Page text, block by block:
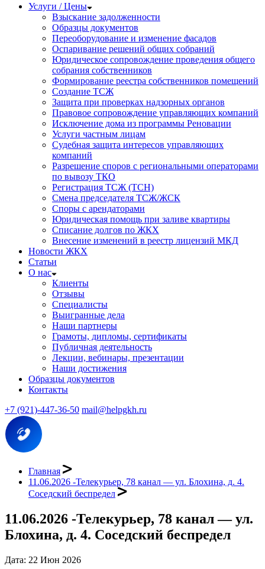
Услуги / Цены
Взыскание задолженности
Образцы документов
Переоборудование и изменение фасадов
Оспаривание решений общих собраний
Юридическое сопровождение проведения общего
собрания собственников
Формирование реестра собственников помещений
Создание ТСЖ
Защита при проверках надзорных органов
Правовое сопровождение управляющих компаний
Исключение дома из программы Реновации
Услуги частным лицам
Судебная защита интересов управляющих
компаний
Разрешение споров с региональными операторами
по вывозу ТКО
Регистрация ТСЖ (ТСН)
Смена председателя ТСЖ/ЖСК
Споры с арендаторами
Юридическая помощь при заливе квартиры
Списание долгов по ЖКХ
Внесение изменений в реестр лицензий МКД
Новости ЖКХ
Статьи
О нас
Клиенты
Отзывы
Специалисты
Выигранные дела
Наши партнеры
Грамоты, дипломы, сертификаты
Публичная деятельность
Лекции, вебинары, презентации
Наши достижения
Образцы документов
Контакты
+7 (921)-447-36-50 mail@helpgkh.ru
Главная
11.06.2026 -Телекурьер, 78 канал — ул. Блохина, д. 4.
Соседский беспредел
11.06.2026 -Телекурьер, 78 канал — ул.
Блохина, д. 4. Соседский беспредел
Дата: 22 Июн 2026